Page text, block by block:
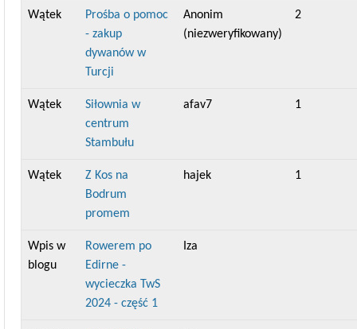
Wątek
Prośba o pomoc
- zakup
dywanów w
Turcji
Anonim
(niezweryfikowany)
2
Wątek
Siłownia w
centrum
Stambułu
afav7 1
Wątek
Z Kos na
Bodrum
promem
hajek 1
Wpis w
blogu
Rowerem po
Edirne -
wycieczka TwS
2024 - część 1
Iza